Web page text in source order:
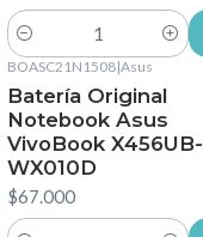
Cantidad
BOASC21N1508|Asus
Batería Original
Notebook Asus
VivoBook X456UB-
WX010D
$67.000